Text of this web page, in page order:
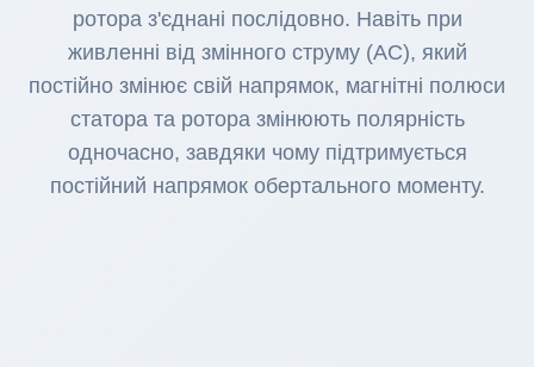
ротора з'єднані послідовно. Навіть при
живленні від змінного струму (AC), який
постійно змінює свій напрямок, магнітні полюси
статора та ротора змінюють полярність
одночасно, завдяки чому підтримується
постійний напрямок обертального моменту.